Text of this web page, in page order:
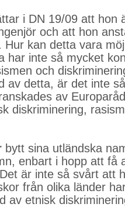
i DN 19/09 att hon
och att hon
Hur kan detta vara
har inte så mycket
och
av detta, är det inte
av
diskriminering,
bytt sina utländska
enbart i hopp att få
är inte så svårt att
från olika länder
av etnisk